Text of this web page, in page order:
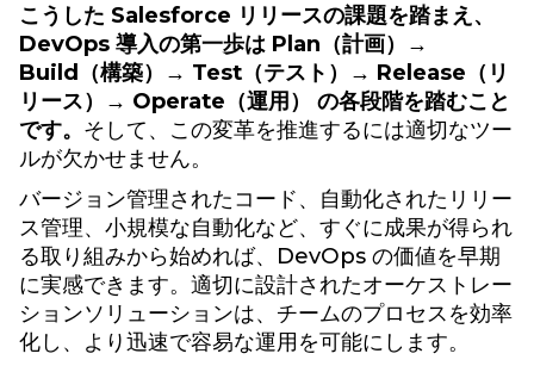
こうした Salesforce リリースの課題を踏まえ、
DevOps 導入の第一歩は Plan（計画）→
Build（構築）→ Test（テスト）→ Release（リ
リース）→ Operate（運用） の各段階を踏むこと
です。 そして、この変革を推進するには適切なツー
ルが欠かせません。
バージョン管理されたコード、自動化されたリリー
ス管理、小規模な自動化など、すぐに成果が得られ
る取り組みから始めれば、DevOps の価値を早期
に実感できます。適切に設計されたオーケストレー
ションソリューションは、チームのプロセスを効率
化し、より迅速で容易な運用を可能にします。